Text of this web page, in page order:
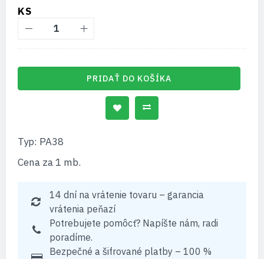
KS
PRIDAŤ DO KOŠÍKA
Typ: PA38
Cena za 1 mb.
14 dní na vrátenie tovaru – garancia
vrátenia peňazí
Potrebujete pomôcť? Napíšte nám, radi
poradíme.
Bezpečné a šifrované platby – 100 %